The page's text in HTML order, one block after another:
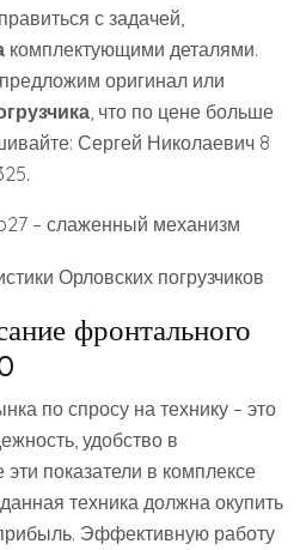
с задачей,
комплектующими деталями.
оригинал или
, что по цене больше
Сергей Николаевич 8
– слаженный механизм
фронтального
по спросу на технику – это
удобство в
показатели в комплексе
техника должна окупить
Эффективную работу